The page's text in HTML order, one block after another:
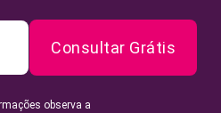
Consultar Grátis
observa a